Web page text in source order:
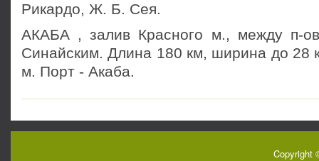
Рикардо, Ж. Б. Сея.
АКАБА , залив Красного м., между п-
Синайским. Длина 180 км, ширина до 28
м. Порт - Акаба.
Copyright